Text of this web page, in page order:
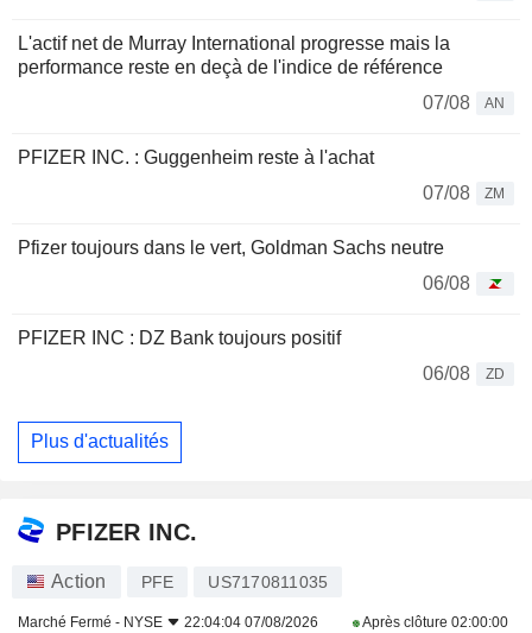
L'actif net de Murray International progresse mais la
performance reste en deçà de l'indice de référence
07/08
AN
PFIZER INC. : Guggenheim reste à l'achat
07/08
ZM
Pfizer toujours dans le vert, Goldman Sachs neutre
06/08
PFIZER INC : DZ Bank toujours positif
06/08
ZD
Plus d'actualités
PFIZER INC.
Action PFE US7170811035
Marché Fermé - NYSE 22:04:04 07/08/2026 Après clôture 02:00:00